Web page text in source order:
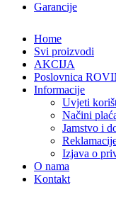
Garancije
Home
Svi proizvodi
AKCIJA
Poslovnica
Informacije
Uvjeti
Načini
Jamstvo i
Izjava o
O nama
Kontakt